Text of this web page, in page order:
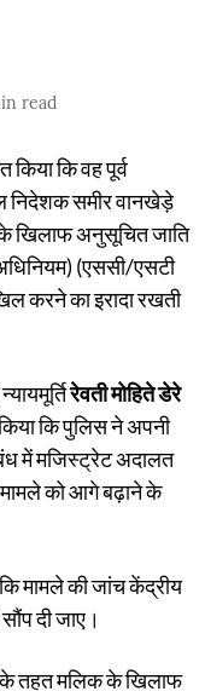
read
किया कि वह पूर्व
निदेशक समीर वानखेड़े
के खिलाफ अनुसूचित जाति
(एससी/एसटी
करने का इरादा रखती
रेवती मोहिते डेरे
कि पुलिस ने अपनी
में मजिस्ट्रेट अदालत
मामले को आगे बढ़ाने के
मामले की जांच केंद्रीय
दी जाए।
तहत मलिक के खिलाफ